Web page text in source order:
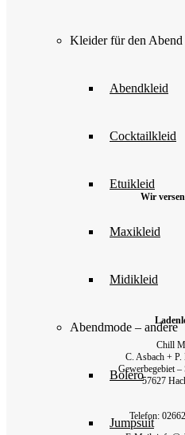
Kleider für den Abend
Abendkleid
Cocktailkleid
Etuikleid
Maxikleid
Midikleid
Abendmode – andere
Bolero
Jumpsuit
Wir
Chill
C. Asbach + P.
Gewerbegebiet –
57627
Telefon: